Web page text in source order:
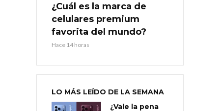
¿Cuál es la marca de
celulares premium
favorita del mundo?
Hace 14 horas
LO MÁS LEÍDO DE LA SEMANA
¿Vale la pena